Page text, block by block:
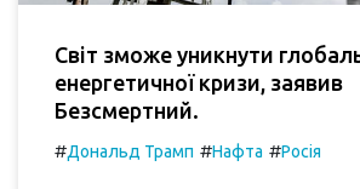
Світ зможе уникнути
енергетичної кризи, заявив
Безсмертний.
#Дональд Трамп #Нафта #Росія